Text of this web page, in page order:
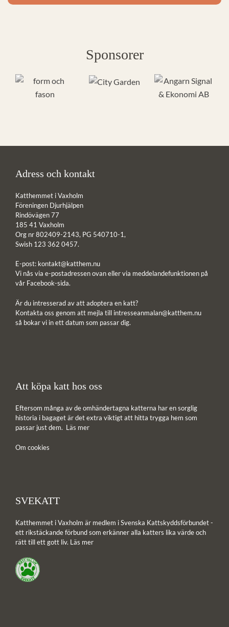
Sponsorer
Adress och kontakt
Katthemmet i Vaxholm
Föreningen Djurhjälpen
Rindövägen 77
185 41 Vaxholm
Org nr 802409-2143, PG 540710-1,
Swish 123 362 0457.
E-post: kontakt@katthem.nu
Vi nås via e-postadressen ovan eller via meddelandefunktionen på
vår Facebook-sida.
Är du intresserad av att adoptera en katt?
Kontakta oss genom att mejla till intresseanmalan@katthem.nu
så bokar vi in ett datum som passar dig.
Att köpa katt hos oss
Eftersom många av de omhändertagna katterna har en sorglig
historia i bagaget är det extra viktigt att hitta trygga hem som
passar just dem. Läs mer
Om cookies
SVEKATT
Katthemmet i Vaxholm är medlem i Svenska Kattskyddsförbundet -
ett rikstäckande förbund som erkänner alla katters lika värde och
rätt till ett gott liv. Läs mer